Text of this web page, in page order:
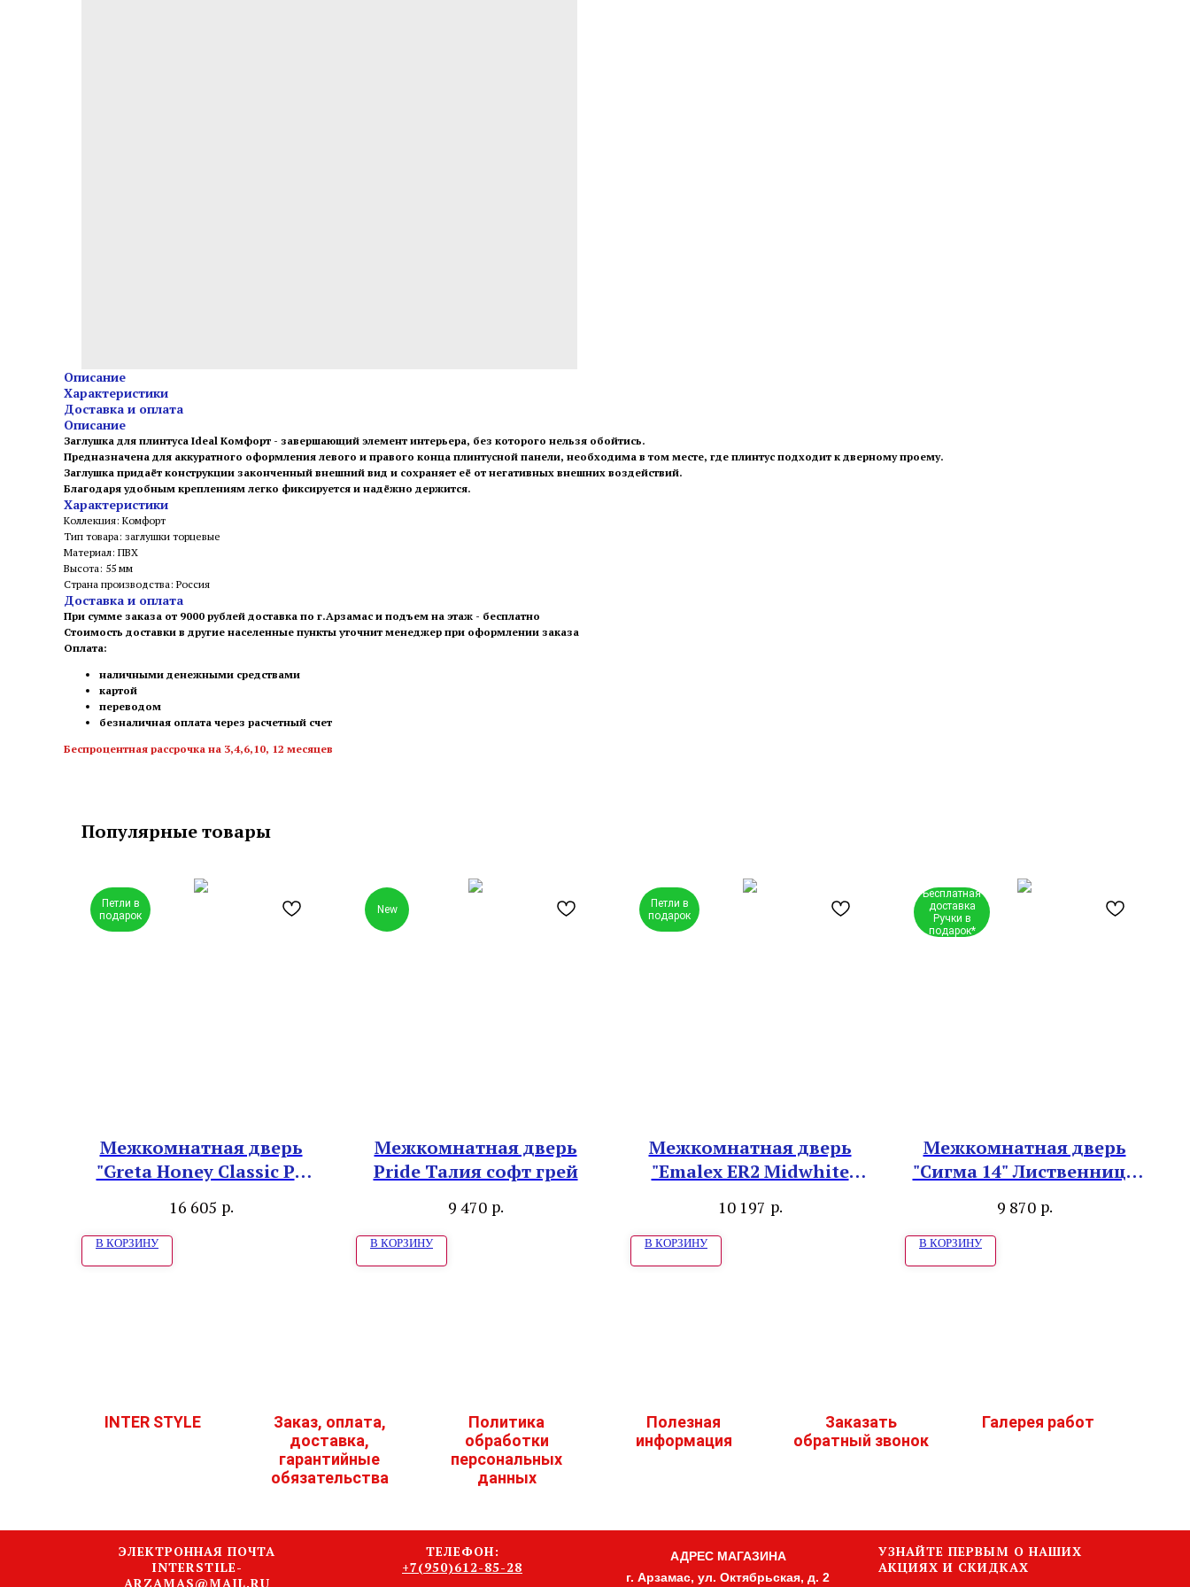
Описание
Характеристики
Доставка и оплата
Описание
Заглушка для плинтуса Ideal Комфорт - завершающий элемент интерьера, без которого нельзя обойтись.
Предназначена для аккуратного оформления левого и правого конца плинтусной панели, необходима в том месте, где плинтус подходит к дверному проему.
Заглушка придаёт конструкции законченный внешний вид и сохраняет её от негативных внешних воздействий.
Благодаря удобным креплениям легко фиксируется и надёжно держится.
Характеристики
Коллекция: Комфорт
Тип товара: заглушки торцевые
Материал: ПВХ
Высота: 55 мм
Страна производства: Россия
Доставка и оплата
При сумме заказа от 9000 рублей доставка по г.Арзамас и подъем на этаж - бесплатно
Стоимость доставки в другие населенные пункты уточнит менеджер при оформлении заказа
Оплата:
наличными денежными средствами
картой
переводом
безналичная оплата через расчетный счет
Беспроцентная рассрочка на 3,4,6,10, 12 месяцев
Популярные товары
Петли в
подарок
Межкомнатная дверь
"Greta Honey Classic PB
16 605 р.
В КОРЗИНУ
New
Межкомнатная дверь
Pride Талия софт грей
9 470 р.
В КОРЗИНУ
Петли в
подарок
Межкомнатная дверь
"Emalex ER2 Midwhite
10 197 р.
В КОРЗИНУ
Бесплатная
доставка
Ручки в
подарок*
Межкомнатная дверь
"Сигма 14" Лиственница
9 870 р.
В КОРЗИНУ
INTER STYLE
Заказ, оплата,
доставка,
гарантийные
обязательства
Политика
обработки
персональных
данных
Полезная
информация
Заказать
обратный звонок
Галерея работ
ЭЛЕКТРОННАЯ ПОЧТА
INTERSTILE-
ARZAMAS@MAIL.RU
ТЕЛЕФОН:
+7(950)612-85-28
АДРЕС МАГАЗИНА
г. Арзамас, ул. Октябрьская, д. 2
УЗНАЙТЕ ПЕРВЫМ О НАШИХ
АКЦИЯХ И СКИДКАХ